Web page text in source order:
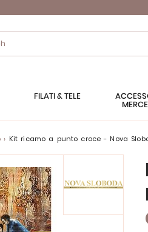
FILATI & TELE
kit ricamo a punto croce - Nova